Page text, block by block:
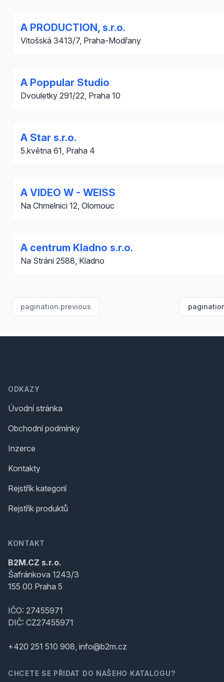
A PRODUCTION, s.r.o.
Vitošská 3413/7, Praha-Modřany
A Poppular Studio
Dvouletky 291/22, Praha 10
A Star s.r.o.
5.května 61, Praha 4
A VIDEO W - WEISS
Na Chmelnici 12, Olomouc
A centrum Kladno s.r.o.
Na Stráni 2588, Kladno
pagination.previous
ODKAZY
Úvodní stránka
Obchodní podmínky
Inzerce
Kontakty
Rejstřík kategorií
Rejstřík produktů
KONTAKT
B2M.CZ s.r.o.
Šafránkova 1243/3
155 00 Praha 5
IČO: 27455971
DIČ: CZ27455971
+420 251 510 908, info@b2m.cz
CHCETE SE PŘIDAT DO NAŠEHO KATALOGU?